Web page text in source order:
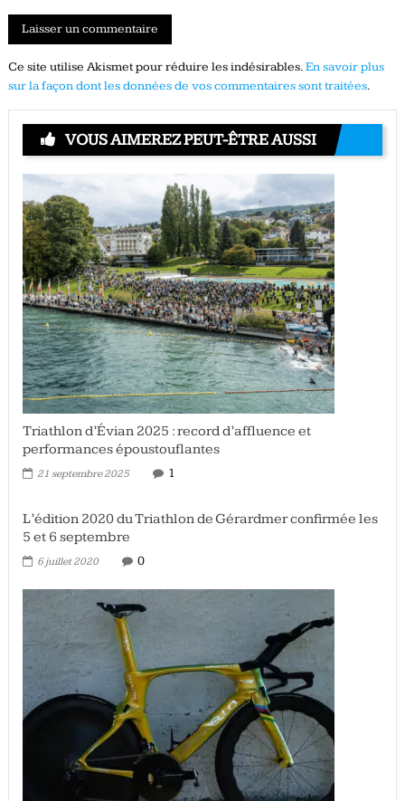
Ce site utilise Akismet pour réduire les indésirables.En savoir plus
sur la façon dont les données de vos commentaires sont traitées.
VOUS AIMEREZ PEUT-ÊTRE AUSSI
Triathlon d’Évian 2025 : record d’affluence et
performances époustouflantes
21 septembre 2025 1
L’édition 2020 du Triathlon de Gérardmer confirmée les
5 et 6 septembre
6 juillet 2020 0